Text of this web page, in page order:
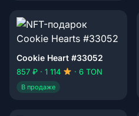
Cookie Heart #33052
857 ₽ · 1 114 · 6 TON
В продаже